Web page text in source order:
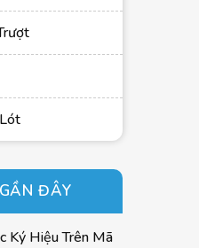
ĐÂY
Ký Hiệu Trên Mã